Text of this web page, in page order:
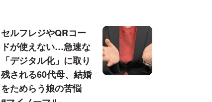
セルフレジやQRコー
ドが使えない…急速な
「デジタル化」に取り
残される60代母、結婚
をためらう娘の苦悩